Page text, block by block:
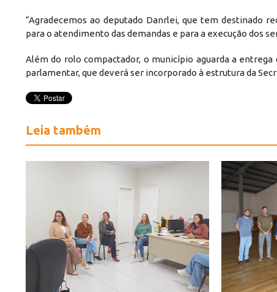
“Agradecemos ao deputado Danrlei, que tem destinado
para o atendimento das demandas e para a execução dos
Além do rolo compactador, o município aguarda a
parlamentar, que deverá ser incorporado à estrutura da
Leia também